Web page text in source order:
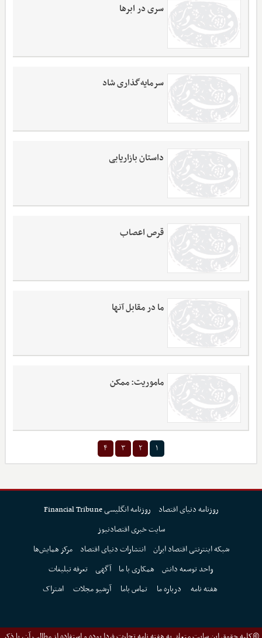
سری در ابرها
سرمایه‌گذاری شاد
داستان بازاریابی
قرص اعصاب
ما در مقابل آنها
ماموریت: ممکن
۱ ۲ ۳ ۴
روزنامه دنیای اقتصاد
روزنامه انگلیسی Financial Tribune
سایت خبری اقتصادنیوز
شبکه اینترنتی اقتصاد ایران انتشارات دنیای اقتصاد
مرکز همایش‌ها
واحد توسعه دانش همکاری با ما آگهی تعرفه تبلیغات
هفته نامه
درباره ما تماس باما آرشیو مجلات اشتراک